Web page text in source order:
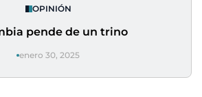
OPINIÓN
pende de un trino
enero 30, 2025